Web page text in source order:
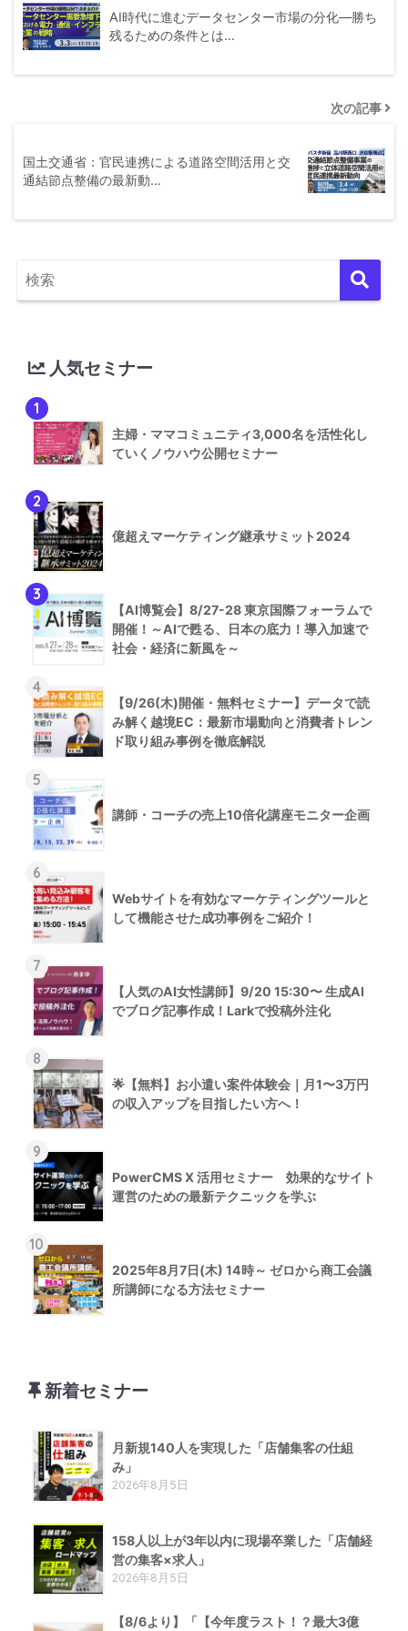
AI時代に進むデータセンター市場の分化―勝ち
残るための条件とは…
次の記事
国土交通省：官民連携による道路空間活用と交
通結節点整備の最新動…
人気セミナー
1
主婦・ママコミュニティ3,000名を活性化し
ていくノウハウ公開セミナー
2
億超えマーケティング継承サミット2024
3
【AI博覧会】8/27-28 東京国際フォーラムで
開催！～AIで甦る、日本の底力！導入加速で
社会・経済に新風を～
4
【9/26(木)開催・無料セミナー】データで読
み解く越境EC：最新市場動向と消費者トレン
ド取り組み事例を徹底解説
5
講師・コーチの売上10倍化講座モニター企画
6
Webサイトを有効なマーケティングツールと
して機能させた成功事例をご紹介！
7
【人気のAI女性講師】9/20 15:30〜 生成AI
でブログ記事作成！Larkで投稿外注化
8
🌟【無料】お小遣い案件体験会｜月1〜3万円
の収入アップを目指したい方へ！
9
PowerCMS X 活用セミナー 効果的なサイト
運営のための最新テクニックを学ぶ
10
2025年8月7日(木) 14時～ ゼロから商工会議
所講師になる方法セミナー
新着セミナー
月新規140人を実現した「店舗集客の仕組
み」
2026年8月5日
158人以上が3年以内に現場卒業した「店舗経
営の集客×求人」
2026年8月5日
【8/6より】「【今年度ラスト！？最大3億